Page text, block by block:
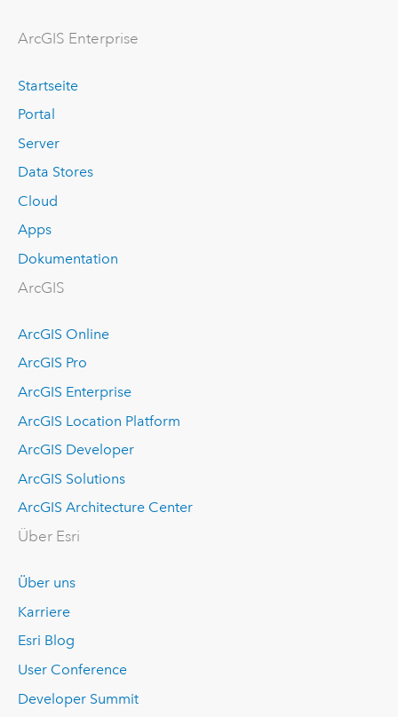
ArcGIS Enterprise
Startseite
Portal
Server
Data Stores
Cloud
Apps
Dokumentation
ArcGIS
ArcGIS Online
ArcGIS Pro
ArcGIS Enterprise
ArcGIS Location Platform
ArcGIS Developer
ArcGIS Solutions
ArcGIS Architecture Center
Über Esri
Über uns
Karriere
Esri Blog
User Conference
Developer Summit